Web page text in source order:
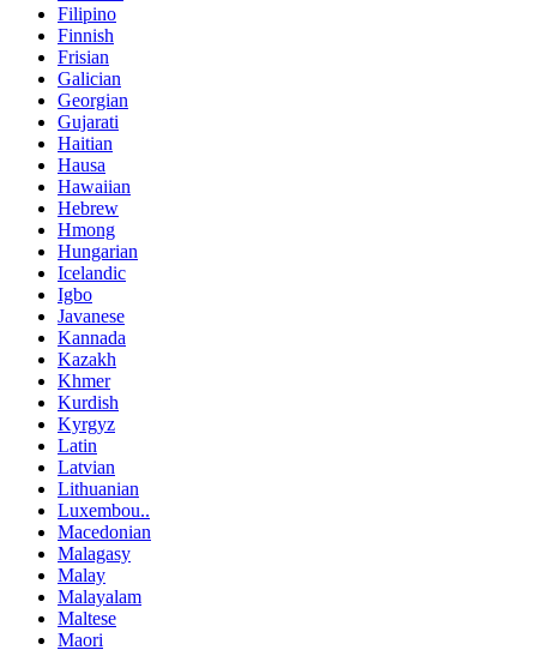
Filipino
Finnish
Frisian
Galician
Georgian
Gujarati
Haitian
Hausa
Hawaiian
Hebrew
Hmong
Hungarian
Icelandic
Igbo
Javanese
Kannada
Kazakh
Khmer
Kurdish
Kyrgyz
Latin
Latvian
Lithuanian
Luxembou..
Macedonian
Malagasy
Malay
Malayalam
Maltese
Maori